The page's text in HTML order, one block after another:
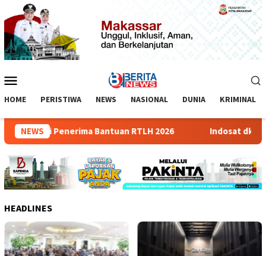
Loncat
ke
konten
Mobile
HOME PERISTIWA NEWS NASIONAL DUNIA KRIMINAL
NEWSPenerima Bantuan RTLH 2026 Indosat dkk
HEADLINES